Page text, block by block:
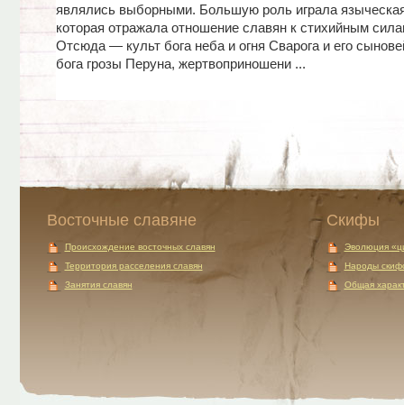
являлись выборными. Большую роль играла
которая отражала отношение славян к стихийным
Отсюда — культ бога неба и огня Сварога и его
бога грозы Перуна, жертвоприношени ...
Восточные славяне
Происхождение восточных славян
Территория расселения славян
Занятия славян
Скифы
Эволюция
Народы
Общая